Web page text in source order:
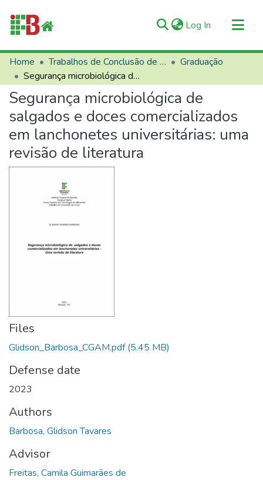
Log In (current)
Communities & Collections
All of RIIFB
Manuals and Terms
Statistics
About RIIFB
Help
Home Trabalhos de Conclusão de Curso (TCCs)
Graduação
Segurança microbiológica de salgados e doces comercializados em lanchonetes universitárias: uma revisão de literatura
Segurança microbiológica de
salgados e doces comercializados
em lanchonetes universitárias: uma
revisão de literatura
Files
Glidson_Barbosa_CGAM.pdf(5.45 MB)
Defense date
2023
Authors
Barbosa, Glidson Tavares
Advisor
Freitas, Camila Guimarães de